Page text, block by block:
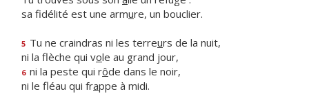
sa fidélité est une armure, un bouclier.
5 Tu ne craindras ni les terreurs de la nuit,
ni la flèche qui vole au grand jour,
6 ni la peste qui rôde dans le noir,
ni le fléau qui frappe à midi.